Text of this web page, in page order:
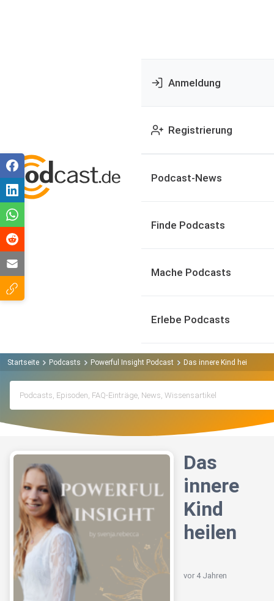
Anmeldung
Registrierung
Podcast-News
Finde Podcasts
Mache Podcasts
Erlebe Podcasts
Startseite Podcasts Powerful Insight Podcast Das innere Kind heilen
Das
innere
Kind
heilen
vor 4 Jahren